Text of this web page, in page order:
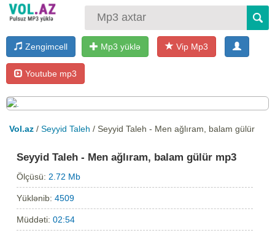
Zengimcell Mp3 yüklə Vip Mp3
Youtube mp3
Vol.az / Seyyid Taleh / Seyyid Taleh - Men ağlıram, balam gülür
Seyyid Taleh - Men ağlıram, balam gülür mp3
Ölçüsü: 2.72 Mb
Yüklənib:4509
Müddəti:02:54